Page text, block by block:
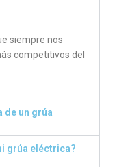
siempre nos
competitivos del
de un grúa
grúa eléctrica?